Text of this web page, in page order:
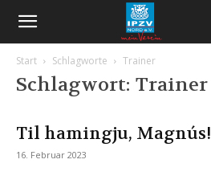
Start Schlagworte Trainer
Schlagwort: Trainer
Til hamingju, Magnús!
16. Februar 2023